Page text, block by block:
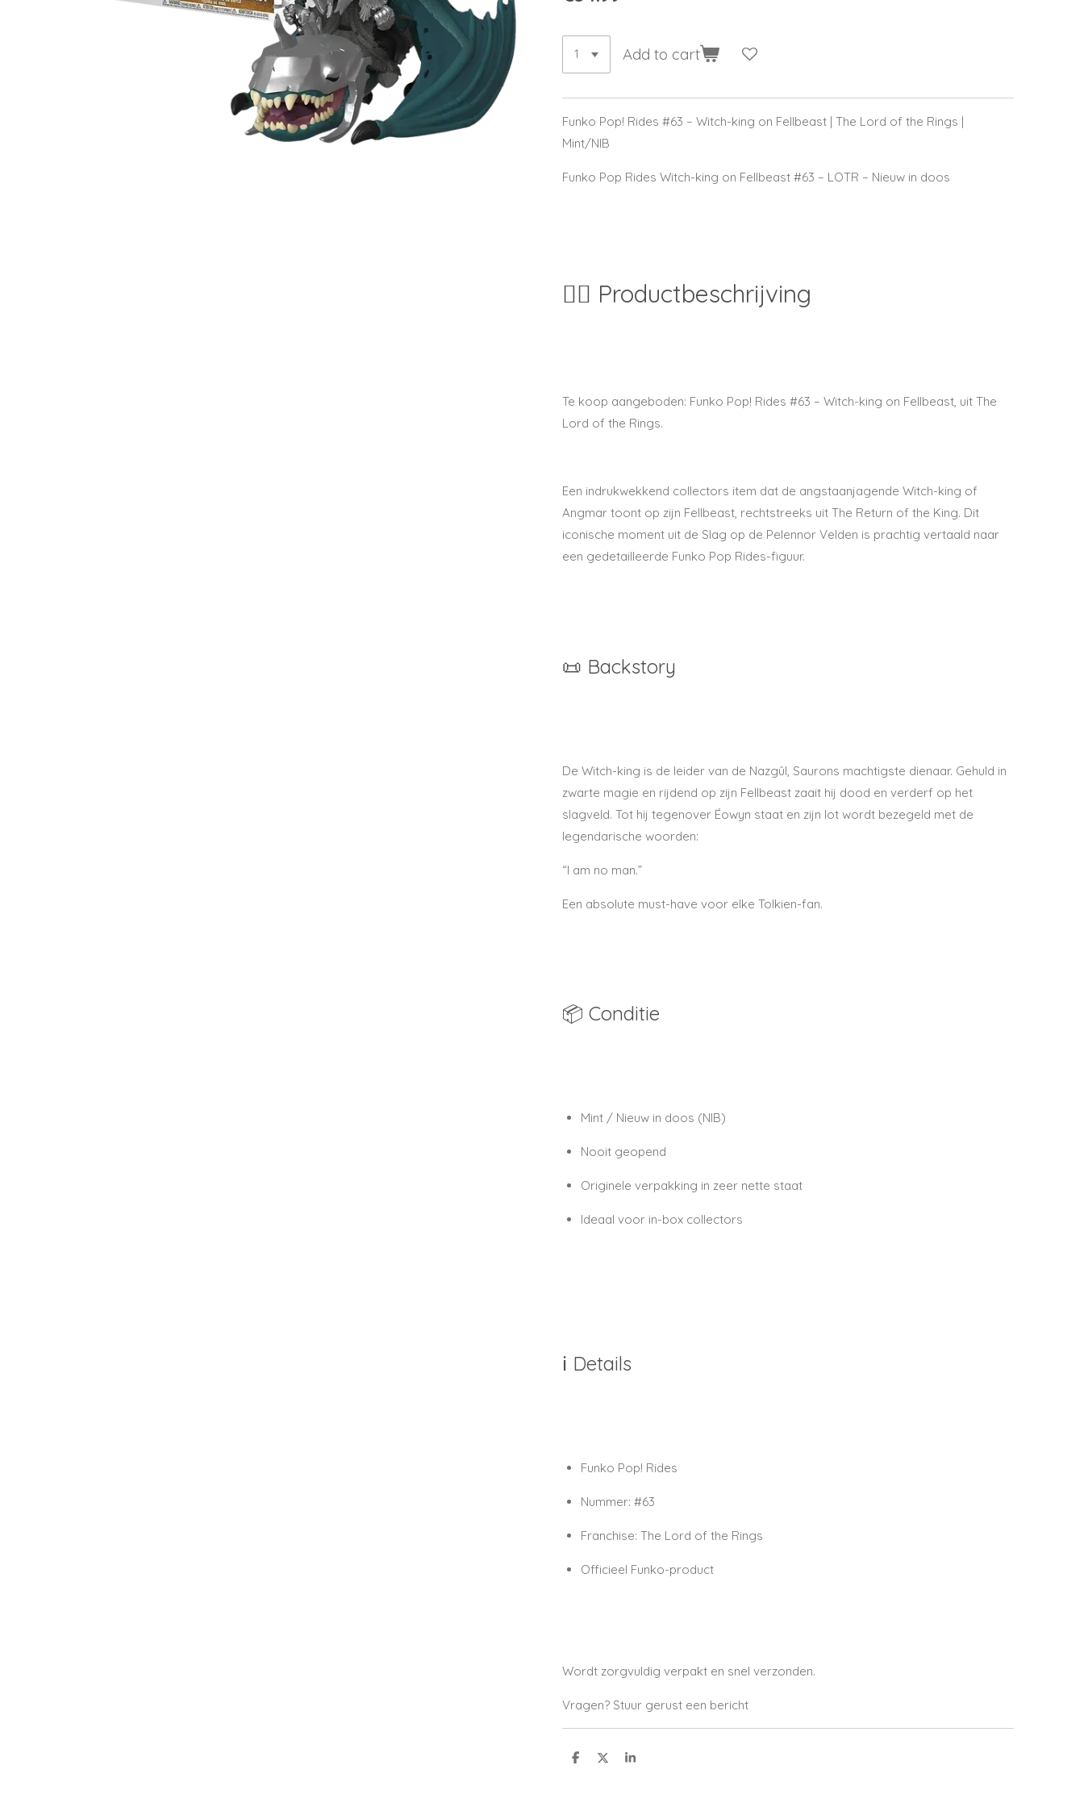
Add to cart
Funko Pop! Rides #63 – Witch-king on Fellbeast | The Lord of the Rings |
Mint/NIB
Funko Pop Rides Witch-king on Fellbeast #63 – LOTR – Nieuw in doos
🧙‍♂️ Productbeschrijving
Te koop aangeboden: Funko Pop! Rides #63 – Witch-king on Fellbeast, uit The
Lord of the Rings.
Een indrukwekkend collectors item dat de angstaanjagende Witch-king of
Angmar toont op zijn Fellbeast, rechtstreeks uit The Return of the King. Dit
iconische moment uit de Slag op de Pelennor Velden is prachtig vertaald naar
een gedetailleerde Funko Pop Rides-figuur.
📜 Backstory
De Witch-king is de leider van de Nazgûl, Saurons machtigste dienaar. Gehuld in
zwarte magie en rijdend op zijn Fellbeast zaait hij dood en verderf op het
slagveld. Tot hij tegenover Éowyn staat en zijn lot wordt bezegeld met de
legendarische woorden:
“I am no man.”
Een absolute must-have voor elke Tolkien-fan.
📦 Conditie
Mint / Nieuw in doos (NIB)
Nooit geopend
Originele verpakking in zeer nette staat
Ideaal voor in-box collectors
ℹ️ Details
Funko Pop! Rides
Nummer: #63
Franchise: The Lord of the Rings
Officieel Funko-product
Wordt zorgvuldig verpakt en snel verzonden.
Vragen? Stuur gerust een bericht
S
S
S